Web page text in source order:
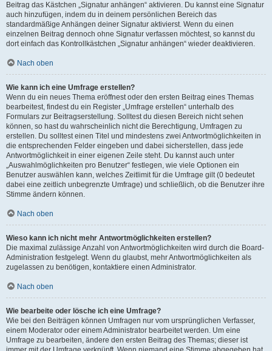
Beitrag das Kästchen „Signatur anhängen“ aktivieren. Du kannst eine Signatur
auch hinzufügen, indem du in deinem persönlichen Bereich das
standardmäßige Anhängen deiner Signatur aktivierst. Wenn du einen
einzelnen Beitrag dennoch ohne Signatur verfassen möchtest, so kannst du
dort einfach das Kontrollkästchen „Signatur anhängen“ wieder deaktivieren.
Nach oben
Wie kann ich eine Umfrage erstellen?
Wenn du ein neues Thema eröffnest oder den ersten Beitrag eines Themas
bearbeitest, findest du ein Register „Umfrage erstellen“ unterhalb des
Formulars zur Beitragserstellung. Solltest du diesen Bereich nicht sehen
können, so hast du wahrscheinlich nicht die Berechtigung, Umfragen zu
erstellen. Du solltest einen Titel und mindestens zwei Antwortmöglichkeiten in
die entsprechenden Felder eingeben und dabei sicherstellen, dass jede
Antwortmöglichkeit in einer eigenen Zeile steht. Du kannst auch unter
„Auswahlmöglichkeiten pro Benutzer“ festlegen, wie viele Optionen ein
Benutzer auswählen kann, welches Zeitlimit für die Umfrage gilt (0 bedeutet
dabei eine zeitlich unbegrenzte Umfrage) und schließlich, ob die Benutzer ihre
Stimme ändern können.
Nach oben
Wieso kann ich nicht mehr Antwortmöglichkeiten erstellen?
Die maximal zulässige Anzahl von Antwortmöglichkeiten wird durch die Board-
Administration festgelegt. Wenn du glaubst, mehr Antwortmöglichkeiten als
zugelassen zu benötigen, kontaktiere einen Administrator.
Nach oben
Wie bearbeite oder lösche ich eine Umfrage?
Wie bei den Beiträgen können Umfragen nur vom ursprünglichen Verfasser,
einem Moderator oder einem Administrator bearbeitet werden. Um eine
Umfrage zu bearbeiten, ändere den ersten Beitrag des Themas; dieser ist